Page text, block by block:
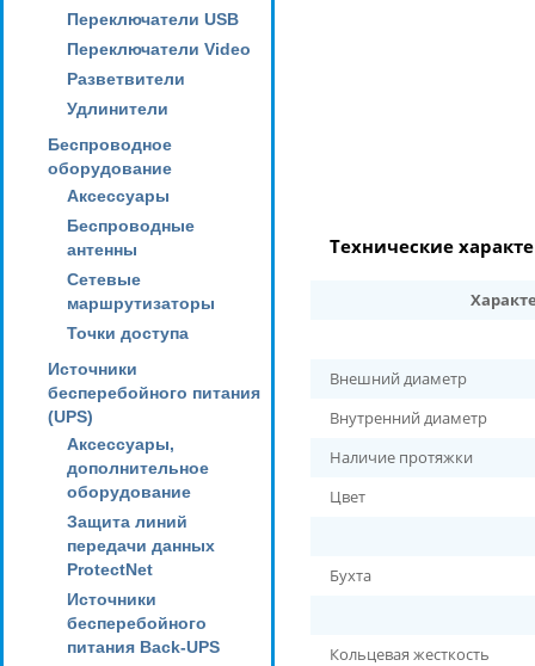
Переключатели USB
Переключатели Video
Разветвители
Удлинители
Беспроводное
оборудование
Аксессуары
Беспроводные
антенны
Сетевые
маршрутизаторы
Точки доступа
Источники
бесперебойного питания
(UPS)
Аксессуары,
дополнительное
оборудование
Защита линий
передачи данных
ProtectNet
Источники
бесперебойного
питания Back-UPS
Технические
Внешний диаметр
Внутренний диаметр
Наличие протяжки
Цвет
Бухта
Кольцевая жесткость